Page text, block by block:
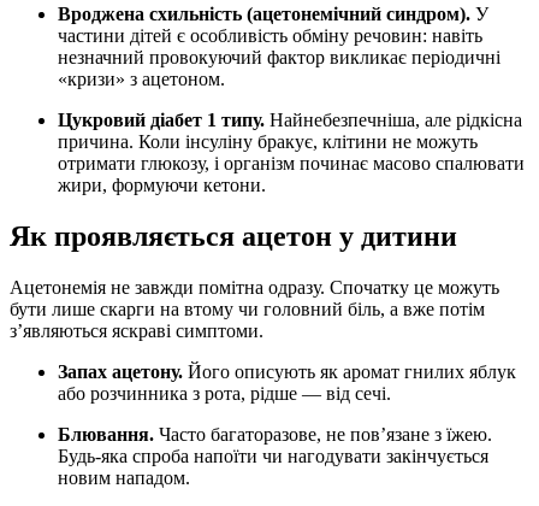
Вроджена схильність (ацетонемічний синдром). У
частини дітей є особливість обміну речовин: навіть
незначний провокуючий фактор викликає періодичні
«кризи» з ацетоном.
Цукровий діабет 1 типу. Найнебезпечніша, але рідкісна
причина. Коли інсуліну бракує, клітини не можуть
отримати глюкозу, і організм починає масово спалювати
жири, формуючи кетони.
Як проявляється ацетон у дитини
Ацетонемія не завжди помітна одразу. Спочатку це можуть
бути лише скарги на втому чи головний біль, а вже потім
з’являються яскраві симптоми.
Запах ацетону. Його описують як аромат гнилих яблук
або розчинника з рота, рідше — від сечі.
Блювання. Часто багаторазове, не пов’язане з їжею.
Будь-яка спроба напоїти чи нагодувати закінчується
новим нападом.